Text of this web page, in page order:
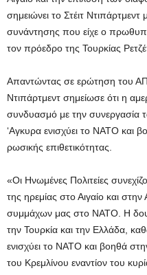
σημειώνει το Στέιτ
συνάντησης που είχε ο
τον πρόεδρο της Τουρκίας
Απαντώντας σε ερώτηση του
Ντιπάρτμεντ σημείωσε ότι η
συνδυασμό με την συνεργασία
‘Αγκυρα ενισχύει το ΝΑΤΟ και
ρωσικής επιθετικότητας.
«Οι Ηνωμένες Πολιτείες
της ηρεμίας στο Αιγαίο και
συμμάχων μας στο ΝΑΤΟ. Η
την Τουρκία και την Ελλάδα,
ενισχύει το ΝΑΤΟ και βοηθά
του Κρεμλίνου εναντίον του